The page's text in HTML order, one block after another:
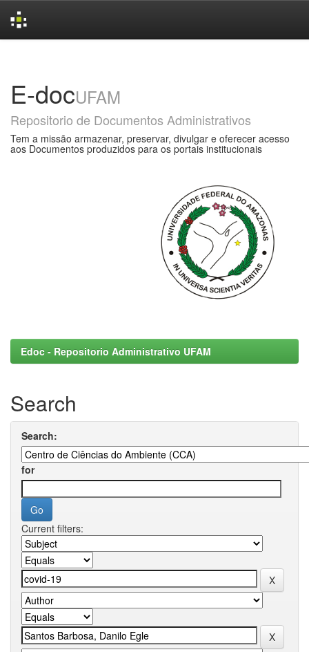
E-docUFAM
Repositorio de Documentos Administrativos
Tem a missão armazenar, preservar, divulgar e oferecer acesso
aos Documentos produzidos para os portais institucionais
Edoc - Repositorio Administrativo UFAM
Search
Search:
for
Current filters: